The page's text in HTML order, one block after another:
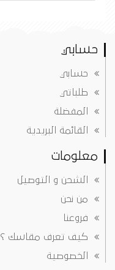
حسابي
حسابي
طلباتي
المفضلة
القائمة البريدية
معلومات
الشحن و التوصيل
من نحن
فروعنا
كيف تعرف مقاسك ؟
الخصوصية